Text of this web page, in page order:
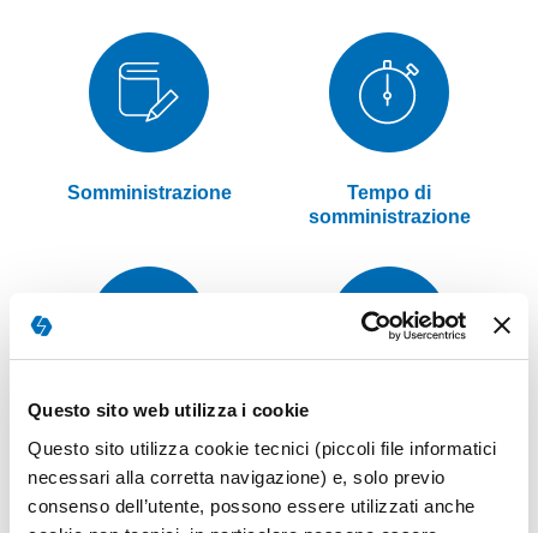
Questo sito web utilizza i cookie
Questo sito utilizza cookie tecnici (piccoli file informatici
necessari alla corretta navigazione) e, solo previo
consenso dell’utente, possono essere utilizzati anche
Somministrazione
Tempo di
somministrazione